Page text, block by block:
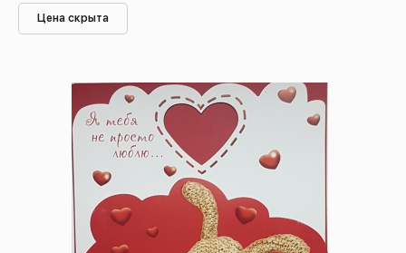
Цена скрыта